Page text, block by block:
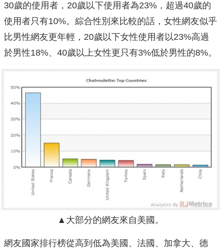
30歲的使用者，20歲以下使用者為23%，超過40歲的
使用者只有10%。綜合性別來比較的話，女性網友似乎
比男性網友更年輕，20歲以下女性使用者以23%高過
於男性18%、40歲以上女性更只有3%低於男性的8%。
▲大部分的網友來自美國。
網友國家排行榜從高到低為美國、法國、加拿大、德